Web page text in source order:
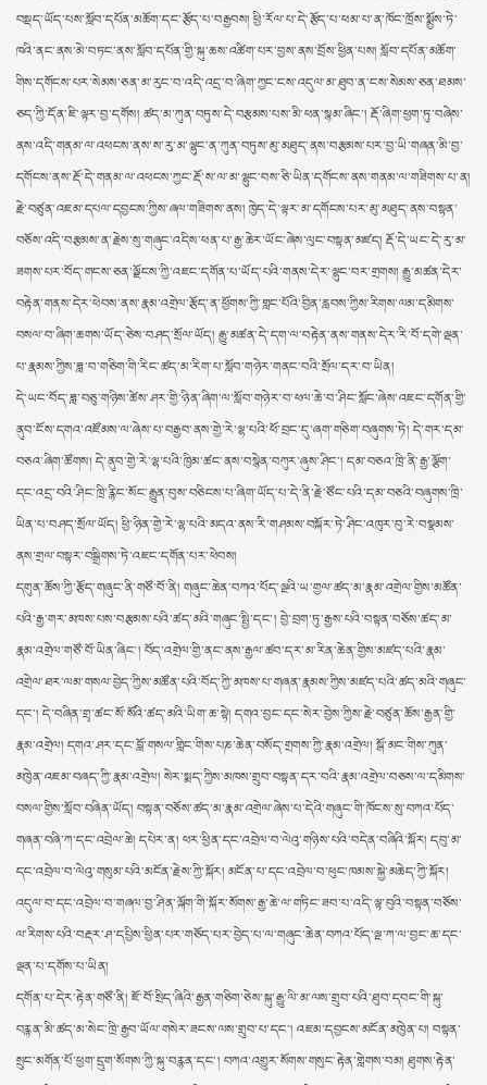
བསྡད་ཡོད་པས་སློབ་དཔོན་མཆོག་དང་རྩོད་པ་བརྒྱབས། ཕྱི་རོལ་པ་དེ་རྩོད་པ་ཕམ་པ་ན་ཁོང་ཁྲོས་སྨྱོས་ཏེ་
ཁའི་ནང་ནས་མེ་བཏང་ནས་སློབ་དཔོན་གྱི་སྐུ་ཆས་འཚིག་པར་བྱས་ནས་བྲོས་ཕྱིན་པས། སློབ་དཔོན་མཆོག་
གིས་དགོངས་པར་སེམས་ཅན་མ་རུང་བ་འདི་འདྲ་བ་ཞིག་ཀྱང་ངས་འདུལ་མ་ཐུབ་ན་ངས་སེམས་ཅན་ཐམས་
ཅད་ཀྱི་དོན་ཇི་ལྟར་བྱ་དགོས། ཚད་མ་ཀུན་བཏུས་དེ་བརྩམས་པས་མི་ཕན་སྙམ་ཞིང་། རྡོ་ཞིག་ཕྱག་ཏུ་བཞེས་
ནས་འདི་གནམ་ལ་འཕངས་ནས་ས་རུ་མ་ལྷུང་ན་ཀུན་བཏུས་མུ་མཐུད་ནས་བརྩམས་པར་བྱ་ཡི་གཞན་མི་བྱ་
དགོངས་ནས་རྡོ་དེ་གནམ་ལ་འཕངས་ཀྱང་རྡོ་ས་ལ་མ་ལྷུང་བས་ཅི་ཡིན་དགོངས་ནས་གནམ་ལ་གཟིགས་པ་ན།
རྗེ་བཙུན་འཇམ་དཔལ་དབྱངས་ཀྱིས་ཞལ་གཟིགས་ནས། ཁྱེད་དེ་ལྟར་མ་དགོངས་པར་མུ་མཐུད་ནས་བསྟན་
བཅོས་འདི་བརྩམས་ན་རྗེས་སུ་གཞུང་འདིས་ཕན་པ་རྒྱ་ཆེར་ཡོང་ཞེས་ལུང་བསྟན་མཛད། རྡོ་དེ་ཡང་དེ་རུ་མ་
ཟགས་པར་བོད་གངས་ཅན་ལྗོངས་ཀྱི་འཇང་དགོན་པ་ཡོད་པའི་གནས་དེར་ལྷུང་བར་གྲགས། རྒྱུ་མཚན་དེར་
བརྟེན་གནས་དེར་ཕེབས་ནས་རྣམ་འགྲེལ་རྩོད་ན་ཕྱོགས་ཀྱི་གླང་པོའི་བྱིན་རླབས་ཀྱིས་རིགས་ལམ་དམིགས་
བསལ་བ་ཞིག་ཆགས་ཡོད་ཅེས་བཤད་སྲོལ་ཡོད། རྒྱུ་མཚན་དེ་དག་ལ་བརྟེན་ནས་གནས་དེར་རི་བོ་དགེ་ལྡན་
པ་རྣམས་ཀྱིས་ཟླ་བ་གཅིག་གི་རིང་ཚད་མ་རིག་པ་སློབ་གཉེར་གནང་བའི་སྲོལ་དར་བ་ཡིན།
དེ་ཡང་བོད་ཟླ་བཅུ་གཉིས་ཚེས་ཤར་གྱི་ཉིན་ཞིག་ལ་སློབ་གཉེར་བ་ཕལ་ཆེ་བ་ཤིང་སློང་ཞེས་འཇང་དགོན་གྱི་
ནུབ་ངོས་དགའ་འཛོམས་ལ་ཞེས་པ་བརྒྱབ་ནས་གྱེ་རེ་ལྷ་པའི་ཕོ་བྲང་དུ་ཞག་གཅིག་བཞུགས་ཏེ། དེ་གར་དམ་
བཅའ་ཞིག་ཚོགས། དེ་ནུབ་གྱེ་རེ་ལྷ་པའི་ཁྱིམ་ཚང་ནས་བསྙེན་བཀུར་ཞུས་ཤིང་། དམ་བཅའ་ཁྲི་ནི་རྒྱ་ལྕོག་
དང་འདྲ་བའི་ཤིང་ཁྲི་རྙིང་སོང་རྒྱུན་བུས་བཅིངས་པ་ཞིག་ཡོད་པ་དེ་ནི་རྗེ་ཙོང་པའི་དམ་བཅའི་བཞུགས་ཁྲི་
ཡིན་པ་བཤད་སྲོལ་ཡོད། ཕྱི་ཉིན་གྱེ་རེ་ལྷ་པའི་མདའ་ནས་རི་གཤམས་བསྐོར་ཏེ་ཤིང་འཁུར་བུ་རེ་བསྣམས་
ནས་གྲལ་བསྟར་བསྒྲིགས་ཏེ་འཇང་དགོན་པར་ཕེབས།
དགུན་ཆོས་ཀྱི་རྩོད་གཞུང་ནི་གཙོ་བོ་ནི། གཞུང་ཆེན་བཀའ་པོད་ལྔའི་ཡ་གྱལ་ཚད་མ་རྣམ་འགྲེལ་གྱིས་མཚོན་
པའི་རྒྱ་གར་མཁས་པས་བརྩམས་པའི་ཚད་མའི་གཞུང་སྤྱི་དང་། བྱེ་བྲག་ཏུ་རྒྱས་པའི་བསྟན་བཅོས་ཚད་མ་
རྣམ་འགྲེལ་གཙོ་བོ་ཡིན་ཞིང་། བོད་འགྲེལ་གྱི་ནང་ནས་རྒྱལ་ཚབ་དར་མ་རིན་ཆེན་གྱིས་མཛད་པའི་རྣམ་
འགྲེལ་ཐར་ལམ་གསལ་བྱེད་ཀྱིས་མཚོན་པའི་བོད་ཀྱི་མཁས་པ་གཞན་རྣམས་ཀྱིས་མཛད་པའི་ཚད་མའི་གཞུང་
དང་། དེ་བཞིན་གྲྭ་ཚང་སོ་སོའི་ཚད་མའི་ཡིག་ཆ་སྟེ། དགའ་བྱང་དང་སེར་བྱེས་ཀྱིས་རྗེ་བཙུན་ཆོས་རྒྱན་གྱི་
རྣམ་འགྲེལ། དགའ་ཤར་དང་བློ་གསལ་གླིང་གིས་པཎ་ཆེན་བསོད་གྲགས་ཀྱི་རྣམ་འགྲེལ། སྒོ་མང་གིས་ཀུན་
མཁྱེན་འཇམ་བཞད་ཀྱི་རྣམ་འགྲེལ། སེར་སྨད་ཀྱིས་མཁས་གྲུབ་བསྟན་དར་བའི་རྣམ་འགྲེལ་བཅས་ལ་དམིགས་
བསལ་གྱིས་སློབ་བཞིན་ཡོད། བསྟན་བཅོས་ཚད་མ་རྣམ་འགྲེལ་ཞེས་པ་དེའི་གཞུང་གི་ཁོངས་སུ་བཀའ་པོད་
གཞན་བཞི་ཀ་དང་འབྲེལ་ཆེ། དཔེར་ན། ཕར་ཕྱིན་དང་འབྲེལ་བ་ལེའུ་གཉིས་པའི་བདེན་བཞིའི་སྐོར། དབུ་མ་
དང་འབྲེལ་བ་ལེའུ་གསུམ་པའི་མངོན་རྗེས་ཀྱི་སྐོར། མངོན་པ་དང་འབྲེལ་བ་ཕུང་ཁམས་སྐྱེ་མཆེད་ཀྱི་སྐོར།
འདུལ་བ་དང་འབྲེལ་བ་གཞལ་བྱ་ཤིན་ལྐོག་གི་སྐོར་སོགས་རྒྱ་ཆེ་ལ་གཏིང་ཟབ་པ་འདི་ལྟ་བུའི་བསྟན་བཅོས་
ལ་རིགས་པའི་བརྡར་ཤ་དཔྱིས་ཕྱིན་པར་གཅོད་པར་བྱེད་པ་ལ་གཞུང་ཆེན་བཀའ་པོད་ལྔ་ཀ་ལ་བྱང་ཆ་དང་
ལྡན་པ་དགོས་པ་ཡིན།
དགོན་པ་དེར་རྟེན་གཙོ་ནི། ཇོ་བོ་སྲིད་ཞིའི་རྒྱན་གཅིག་ཅེས་སྐུ་རྒྱུ་ལི་མ་ལས་གྲུབ་པའི་ཐུབ་དབང་གི་སྐུ་
བརྙན་མི་ཚད་མ་སེང་ཁྲི་རྒྱབ་ཡོལ་གསེར་ཟངས་ལས་གྲུབ་པ་དང་། འཇམ་དབྱངས་མངོན་མཁྱེན་པ། བསྟན་
སྲུང་མགོན་པོ་ཕྱག་དྲུག་སོགས་ཀྱི་སྐུ་བརྙན་དང་། བཀའ་འགྱུར་སོགས་གསུང་རྟེན་གླེགས་བམ། ཐུགས་རྟེན་